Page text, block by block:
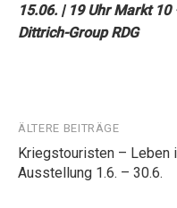
15.06. | 19 Uhr Markt
Dittrich-Group RDG
Beitragsnavigation
ÄLTERE BEITRÄGE
Kriegstouristen – Leben
Ausstellung 1.6. – 30.6.